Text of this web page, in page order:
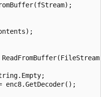
enc8.GetDecoder();